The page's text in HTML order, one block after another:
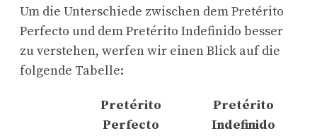
Um die Unterschiede zwischen dem Pretérito
Perfecto und dem Pretérito Indefinido besser
zu verstehen, werfen wir einen Blick auf die
folgende Tabelle:
Pretérito
Perfecto
Pretérito
Indefinido